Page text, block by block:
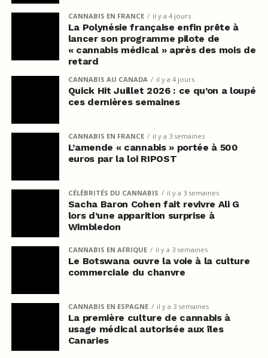
CANNABIS EN FRANCE il y a 4 jours
La Polynésie française enfin prête à
lancer son programme pilote de
« cannabis médical » après des mois de
retard
CANNABIS AU CANADA il y a 4 jours
Quick Hit Juillet 2026 : ce qu’on a loupé
ces dernières semaines
CANNABIS EN FRANCE il y a 3 semaines
L’amende « cannabis » portée à 500
euros par la loi RIPOST
CÉLÉBRITÉS DU CANNABIS il y a 3 semaines
Sacha Baron Cohen fait revivre Ali G
lors d’une apparition surprise à
Wimbledon
CANNABIS EN AFRIQUE il y a 3 semaines
Le Botswana ouvre la voie à la culture
commerciale du chanvre
CANNABIS EN ESPAGNE il y a 3 semaines
La première culture de cannabis à
usage médical autorisée aux îles
Canaries